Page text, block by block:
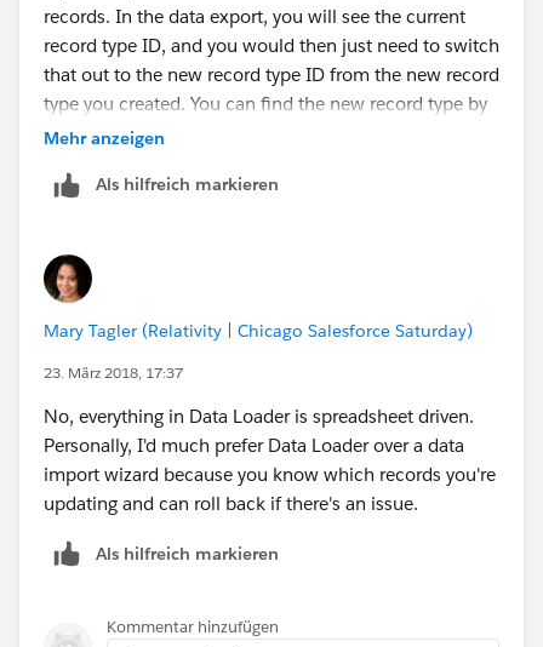
records. In the data export, you will see the current
record type ID, and you would then just need to switch
that out to the new record type ID from the new record
type you created. You can find the new record type by
creating a record in salesforce and exporting just the
Setup - Create - Object in question - record types -
Below is a quick read knowledge article on finding
record type. It is a little less confusing then what I just
typed out:
id=000002428&language=en_US&type=1
Mehr anzeigen
Als hilfreich markieren
Mary Tagler (Relativity | Chicago Salesforce Saturday)
23. März 2018, 17:37
No, everything in Data Loader is spreadsheet driven.
Personally, I'd much prefer Data Loader over a data
import wizard because you know which records you're
updating and can roll back if there's an issue.
Als hilfreich markieren
Kommentar hinzufügen